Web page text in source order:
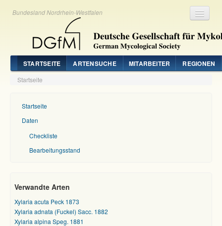
Bundesland Nordrhein-Westfalen
STARTSEITE ARTENSUCHE MITARBEITER REGIONEN
Startseite
Startseite
Daten
Checkliste
Bearbeitungsstand
Verwandte Arten
Xylaria acuta Peck 1873
Xylaria adnata (Fuckel) Sacc. 1882
Xylaria alpina Speg. 1881